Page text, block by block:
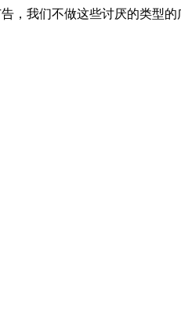
，我们不做这些讨厌的类型的